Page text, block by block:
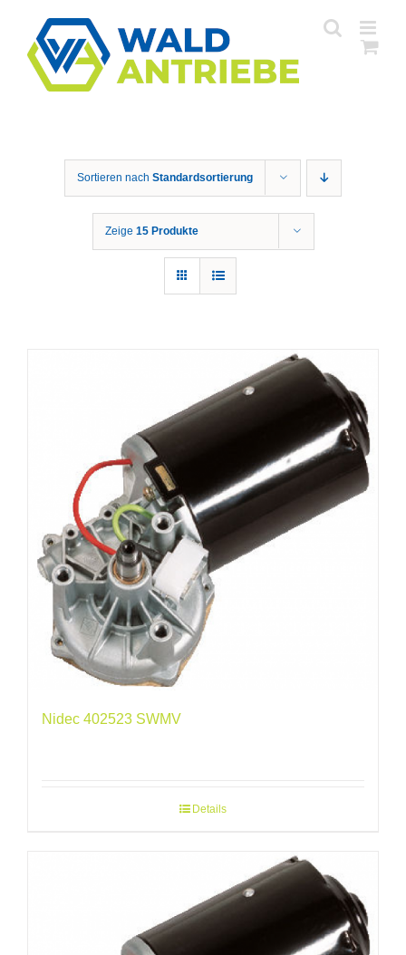
springen
Sortieren nach Standardsortierung
Zeige 15 Produkte
Nidec 402523 SWMV
Details